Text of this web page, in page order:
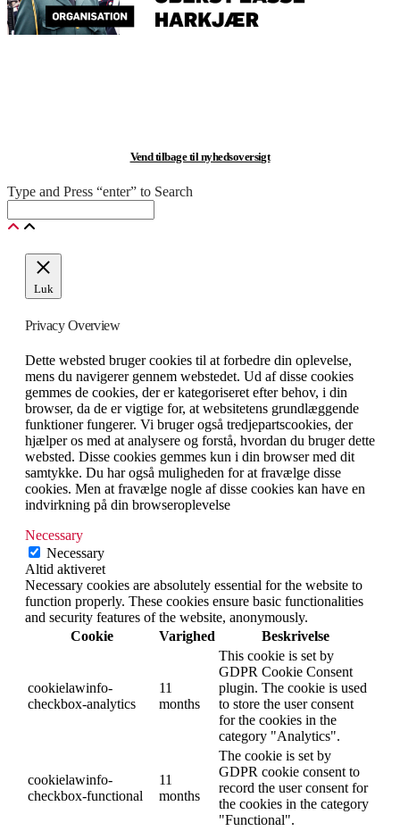
Vend tilbage til nyhedsoversigt
Type and Press “enter” to Search
Luk
Privacy Overview
Dette websted bruger cookies til at forbedre din oplevelse,
mens du navigerer gennem webstedet. Ud af disse cookies
gemmes de cookies, der er kategoriseret efter behov, i din
browser, da de er vigtige for, at websitetens grundlæggende
funktioner fungerer. Vi bruger også tredjepartscookies, der
hjælper os med at analysere og forstå, hvordan du bruger dette
websted. Disse cookies gemmes kun i din browser med dit
samtykke. Du har også muligheden for at fravælge disse
cookies. Men at fravælge nogle af disse cookies kan have en
indvirkning på din browseroplevelse
Necessary
Necessary
Altid aktiveret
Necessary cookies are absolutely essential for the website to
function properly. These cookies ensure basic functionalities
and security features of the website, anonymously.
Cookie
Varighed Beskrivelse
cookielawinfo-
checkbox-analytics
11
months
This cookie is set by
GDPR Cookie Consent
plugin. The cookie is used
to store the user consent
for the cookies in the
category "Analytics".
cookielawinfo-
checkbox-functional
11
months
The cookie is set by
GDPR cookie consent to
record the user consent for
the cookies in the category
"Functional".